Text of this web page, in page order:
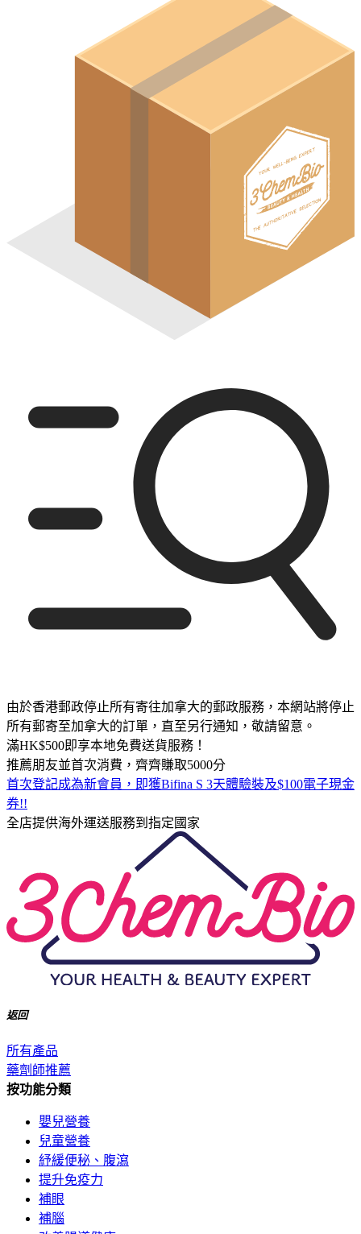
由於香港郵政停止所有寄往加拿大的郵政服務，本網站將停止
所有郵寄至加拿大的訂單，直至另行通知，敬請留意。
滿HK$500即享本地免費送貨服務！
推薦朋友並首次消費，齊齊賺取5000分
首次登記成為新會員，即獲Bifina S 3天體驗裝及$100電子現金
券!!
全店提供海外運送服務到指定國家
返回
所有產品
藥劑師推薦
按功能分類
嬰兒營養
兒童營養
紓緩便秘、腹瀉
提升免疫力
補眼
補腦